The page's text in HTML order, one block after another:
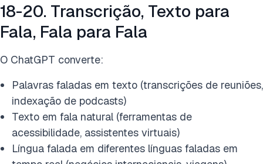
18-20. Transcrição, Texto para
Fala, Fala para Fala
O ChatGPT converte:
Palavras faladas em texto (transcrições de reuniões,
indexação de podcasts)
Texto em fala natural (ferramentas de
acessibilidade, assistentes virtuais)
Língua falada em diferentes línguas faladas em